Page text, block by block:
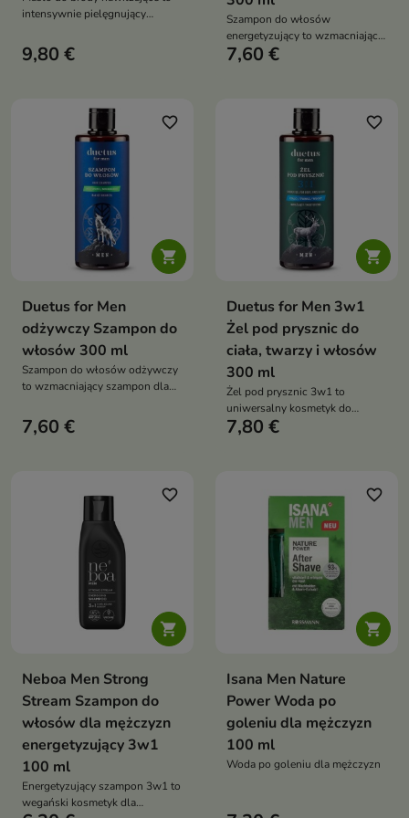
intensywnie pielęgnujący
nawilża, regeneruje i zmiękcza
brodę, nadając jej zdrowy
9,80 €
Szampon do włosów
energetyzujący to wzmacniający
szampon dla mężczyzn, który
wspierając ich naturalny wzrost.
Dzięki zawartości kofeiny,
tauryny i pantenolu poprawia
kondycję włosów, zapewniając
im energię, świeżość oraz
zdrowy wygląd
7,60 €

favorite_border
Duetus for Men
odżywczy Szampon do
włosów 300 ml
Szampon do włosów odżywczy
to wzmacniający szampon dla
oczyszcza włosy i skórę głowy,
jednocześnie intensywnie je
7,60 €

favorite_border
Duetus for Men 3w1
Żel pod prysznic do
ciała, twarzy i włosów
300 ml
Żel pod prysznic 3w1 to
uniwersalny kosmetyk do
pielęgnacji twarzy, ciała i
komfortową w dotyku. Formuła
wzbogacona o składniki
nawilżające zapewnia uczucie
świeżości, a zapach inspirowany
perfumami Invictus dodaje
energii i pewności siebie
7,80 €

favorite_border
Neboa Men Strong
Stream Szampon do
włosów dla mężczyzn
energetyzujący 3w1
100 ml
Energetyzujący szampon 3w1 to
wegański kosmetyk dla

favorite_border
Isana Men Nature
Power Woda po
goleniu dla mężczyzn
100 ml
Woda po goleniu dla mężczyzn